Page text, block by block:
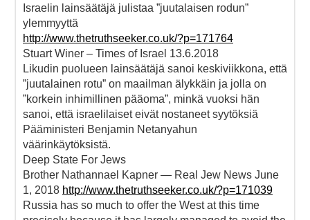
Israelin lainsäätäjä julistaa ”juutalaisen rodun”
ylemmyyttä
http://www.thetruthseeker.co.uk/?p=171764
Stuart Winer – Times of Israel 13.6.2018
Likudin puolueen lainsäätäjä sanoi keskiviikkona, että
”juutalainen rotu” on maailman älykkäin ja jolla on
”korkein inhimillinen pääoma”, minkä vuoksi hän
sanoi, että israelilaiset eivät nostaneet syytöksiä
Pääministeri Benjamin Netanyahun
väärinkäytöksistä.
Deep State For Jews
Brother Nathannael Kapner — Real Jew News June
1, 2018 http://www.thetruthseeker.co.uk/?p=171039
Russia has so much to offer the West at this time